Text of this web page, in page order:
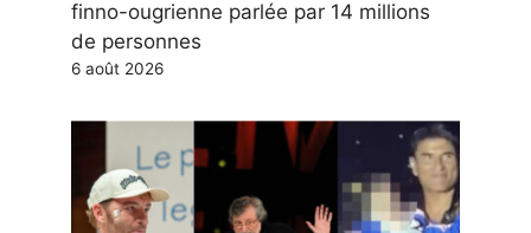
finno-ougrienne parlée par 14 millions
de personnes
6 août 2026